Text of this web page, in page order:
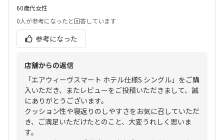
60歳代女性
0人が参考になったと回答しています
参考になった
店舗からの返信
「エアウィーヴスマート ホテル仕様S シングル」をご購
入いただき、またレビューをご投稿いただきまして、誠
にありがとうございます。
クッション性や寝返りのしやすさをお気に召していただ
き、ご満足いただけたとのこと、大変うれしく思いま
す。